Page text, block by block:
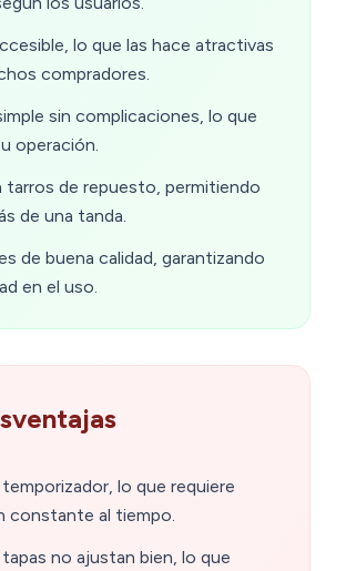
lo que las hace atractivas
compradores.
sin complicaciones, lo que
operación.
tarros de repuesto, permitiendo
de una tanda.
de buena calidad, garantizando
en el uso.
lo que requiere
constante al tiempo.
no ajustan bien, lo que